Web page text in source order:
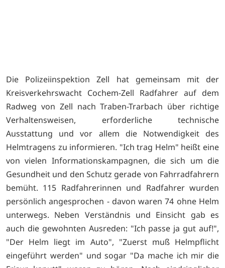
Die Polizeiinspektion Zell hat gemeinsam mit der
Kreisverkehrswacht Cochem-Zell Radfahrer auf dem
Radweg von Zell nach Traben-Trarbach über richtige
Verhaltensweisen, erforderliche technische
Ausstattung und vor allem die Notwendigkeit des
Helmtragens zu informieren. "Ich trag Helm" heißt eine
von vielen Informationskampagnen, die sich um die
Gesundheit und den Schutz gerade von Fahrradfahrern
bemüht. 115 Radfahrerinnen und Radfahrer wurden
persönlich angesprochen - davon waren 74 ohne Helm
unterwegs. Neben Verständnis und Einsicht gab es
auch die gewohnten Ausreden: "Ich passe ja gut auf!",
"Der Helm liegt im Auto", "Zuerst muß Helmpflicht
eingeführt werden" und sogar "Da mache ich mir die